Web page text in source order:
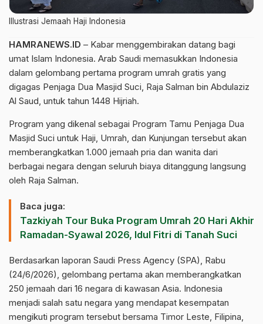
Illustrasi Jemaah Haji Indonesia
HAMRANEWS.ID – Kabar menggembirakan datang bagi
umat Islam Indonesia. Arab Saudi memasukkan Indonesia
dalam gelombang pertama program umrah gratis yang
digagas Penjaga Dua Masjid Suci, Raja Salman bin Abdulaziz
Al Saud, untuk tahun 1448 Hijriah.
Program yang dikenal sebagai Program Tamu Penjaga Dua
Masjid Suci untuk Haji, Umrah, dan Kunjungan tersebut akan
memberangkatkan 1.000 jemaah pria dan wanita dari
berbagai negara dengan seluruh biaya ditanggung langsung
oleh Raja Salman.
Baca juga:
Tazkiyah Tour Buka Program Umrah 20 Hari Akhir
Ramadan-Syawal 2026, Idul Fitri di Tanah Suci
Berdasarkan laporan Saudi Press Agency (SPA), Rabu
(24/6/2026), gelombang pertama akan memberangkatkan
250 jemaah dari 16 negara di kawasan Asia. Indonesia
menjadi salah satu negara yang mendapat kesempatan
mengikuti program tersebut bersama Timor Leste, Filipina,